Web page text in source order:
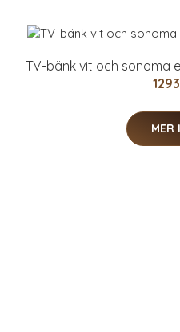
TV-bänk vit och sonoma
MER